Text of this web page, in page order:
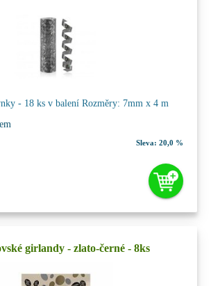
- 18 ks v balení Rozměry: 7mm x 4 m
Sleva: 20,0 %
girlandy - zlato-černé - 8ks